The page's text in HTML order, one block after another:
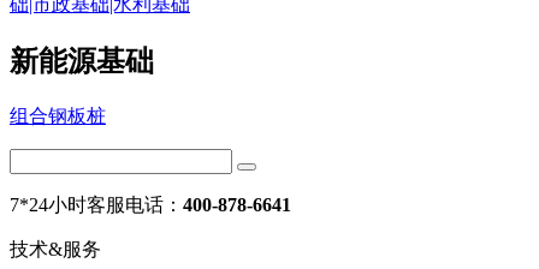
新能源基础
组合钢板桩
7*24小时客服电话： 400-878-6641
技术&服务